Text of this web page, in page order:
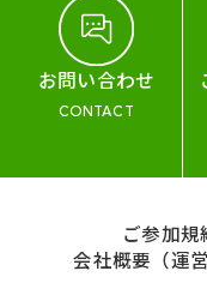
お問い合わせ
CONTACT
ご参加規
会社概要（運営